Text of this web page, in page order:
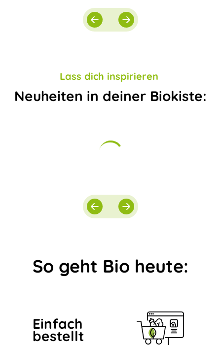
Lass dich inspirieren
Neuheiten in deiner Biokiste:
So geht Bio heute:
Einfach
bestellt